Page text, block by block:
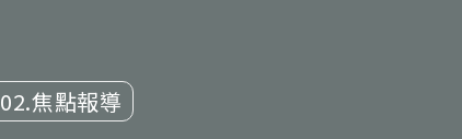
02.焦點報導